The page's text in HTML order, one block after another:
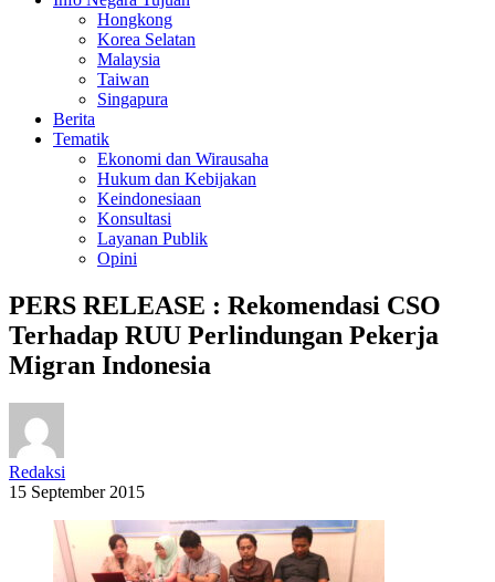
Hongkong
Korea Selatan
Malaysia
Taiwan
Singapura
Berita
Tematik
Ekonomi dan Wirausaha
Hukum dan Kebijakan
Keindonesiaan
Konsultasi
Layanan Publik
Opini
PERS RELEASE : Rekomendasi CSO
Terhadap RUU Perlindungan Pekerja
Migran Indonesia
Redaksi
15 September 2015